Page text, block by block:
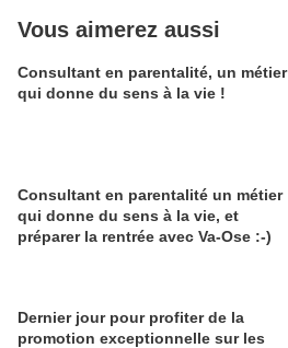
Vous aimerez aussi
Consultant en parentalité, un métier
qui donne du sens à la vie !
Consultant en parentalité un métier
qui donne du sens à la vie, et
préparer la rentrée avec Va-Ose :-)
Dernier jour pour profiter de la
promotion exceptionnelle sur les